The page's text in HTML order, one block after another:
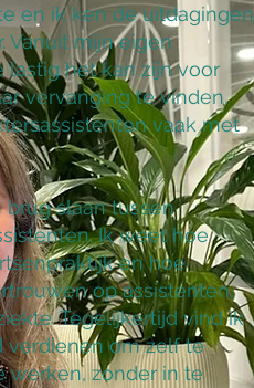
en ik ken de uitdagingen
Vanuit mijn eigen
lastig het kan zijn voor
vervanging te vinden.
vaak met
brug slaan tussen
Ik weet hoe
en hoe
op assistenten,
Tegelijkertijd vind ik
verdienen om zelf te
werken, zonder in te